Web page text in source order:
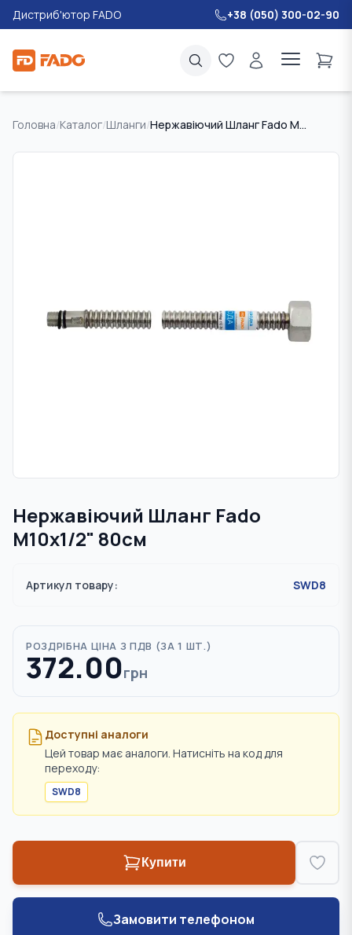
Дистриб'ютор FADO +38 (050) 300-02-90
Головна/Каталог/Шланги/ Нержавіючий Шланг Fado M10х1/2" 80см
Нержавіючий Шланг Fado
M10х1/2" 80см
Артикул товару: SWD8
РОЗДРІБНА ЦІНА З ПДВ (ЗА 1 ШТ.)
372.00грн
Доступні аналоги
Цей товар має аналоги. Натисніть на код для
переходу:
SWD8
Купити
Замовити телефоном